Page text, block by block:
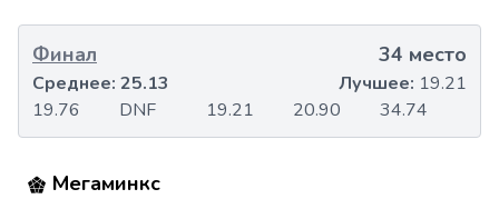
Финал 34 место
19.76 DNF 19.21 20.90 34.74
Среднее: 25.13 Лучшее: 19.21
Мегаминкс